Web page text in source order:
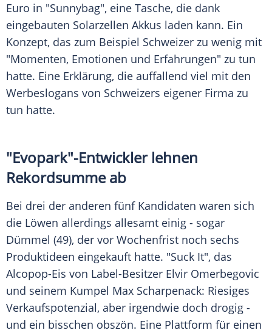
Euro in "Sunnybag", eine Tasche, die dank
eingebauten Solarzellen Akkus laden kann. Ein
Konzept, das zum Beispiel Schweizer zu wenig mit
"Momenten, Emotionen und Erfahrungen" zu tun
hatte. Eine Erklärung, die auffallend viel mit den
Werbeslogans von Schweizers eigener Firma zu
tun hatte.
"Evopark"-Entwickler lehnen
Rekordsumme ab
Bei drei der anderen fünf Kandidaten waren sich
die Löwen allerdings allesamt einig - sogar
Dümmel (49), der vor Wochenfrist noch sechs
Produktideen eingekauft hatte. "Suck It", das
Alcopop-Eis von Label-Besitzer Elvir Omerbegovic
und seinem Kumpel Max Scharpenack: Riesiges
Verkaufspotenzial, aber irgendwie doch drogig -
und ein bisschen obszön. Eine Plattform für einen